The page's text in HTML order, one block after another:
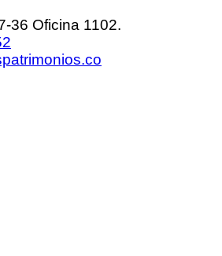
36 Oficina 1102.